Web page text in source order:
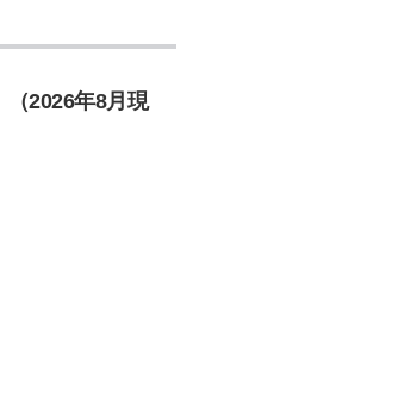
（2026年8月現